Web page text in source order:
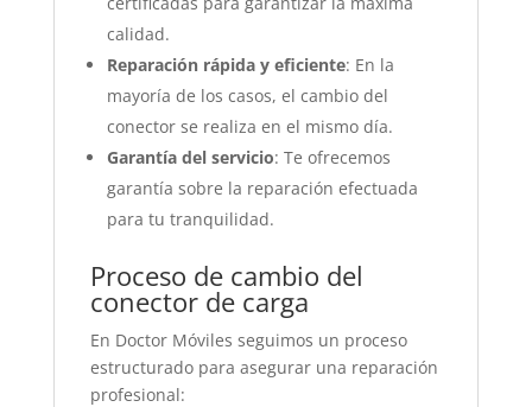
calidad.
Reparación rápida y eficiente: En la
mayoría de los casos, el cambio del
conector se realiza en el mismo día.
Garantía del servicio: Te ofrecemos
garantía sobre la reparación efectuada
para tu tranquilidad.
Proceso de cambio del
conector de carga
En Doctor Móviles seguimos un proceso
estructurado para asegurar una reparación
profesional: